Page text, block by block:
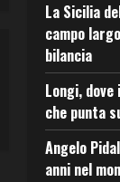
La Sicilia
campo
bilancia
Longi,
che punta
Angelo
anni nel